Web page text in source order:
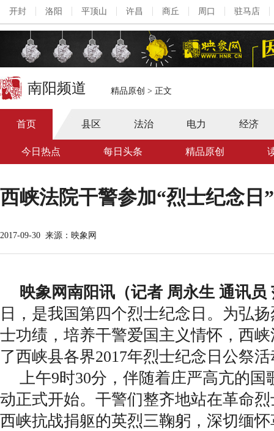
开封 洛阳 平顶山 许昌 商丘 周口 驻马店
南阳频道 精品原创 > 正文
首页 县区 法治 电力 经济
今日热点 每日头条 精品原创
西峡法院干警参加“烈士纪念日
2017-09-30 来源：映象网
映象网南阳讯（记者 周永生 通讯员
日，是我国第四个烈士纪念日。为弘
士功绩，培养干警爱国主义情怀，西
了西峡县各界2017年烈士纪念日公祭
上午9时30分，伴随着庄严高亢的国
动正式开始。干警们整齐地站在革命
西峡抗战捐躯的英烈三鞠躬，深切缅